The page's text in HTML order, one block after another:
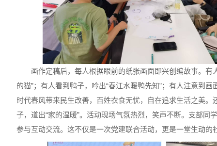
画作定稿后，每人根据眼前的纸张画面即兴创编故事。有
的猫”；有人看到鸭子，吟出“春江水暖鸭先知”；有人注意到
时代春风带来民生改善，百姓衣食无忧，自在追求生活之美。
子，道出“家的温暖”。活动现场气氛热烈，笑声不断。支部同
参与互动交流。这不仅是一次党建联合活动，更是一堂生动的